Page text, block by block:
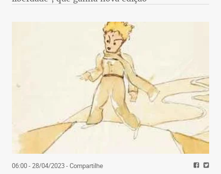
06:00 - 28/04/2023- Compartilhe